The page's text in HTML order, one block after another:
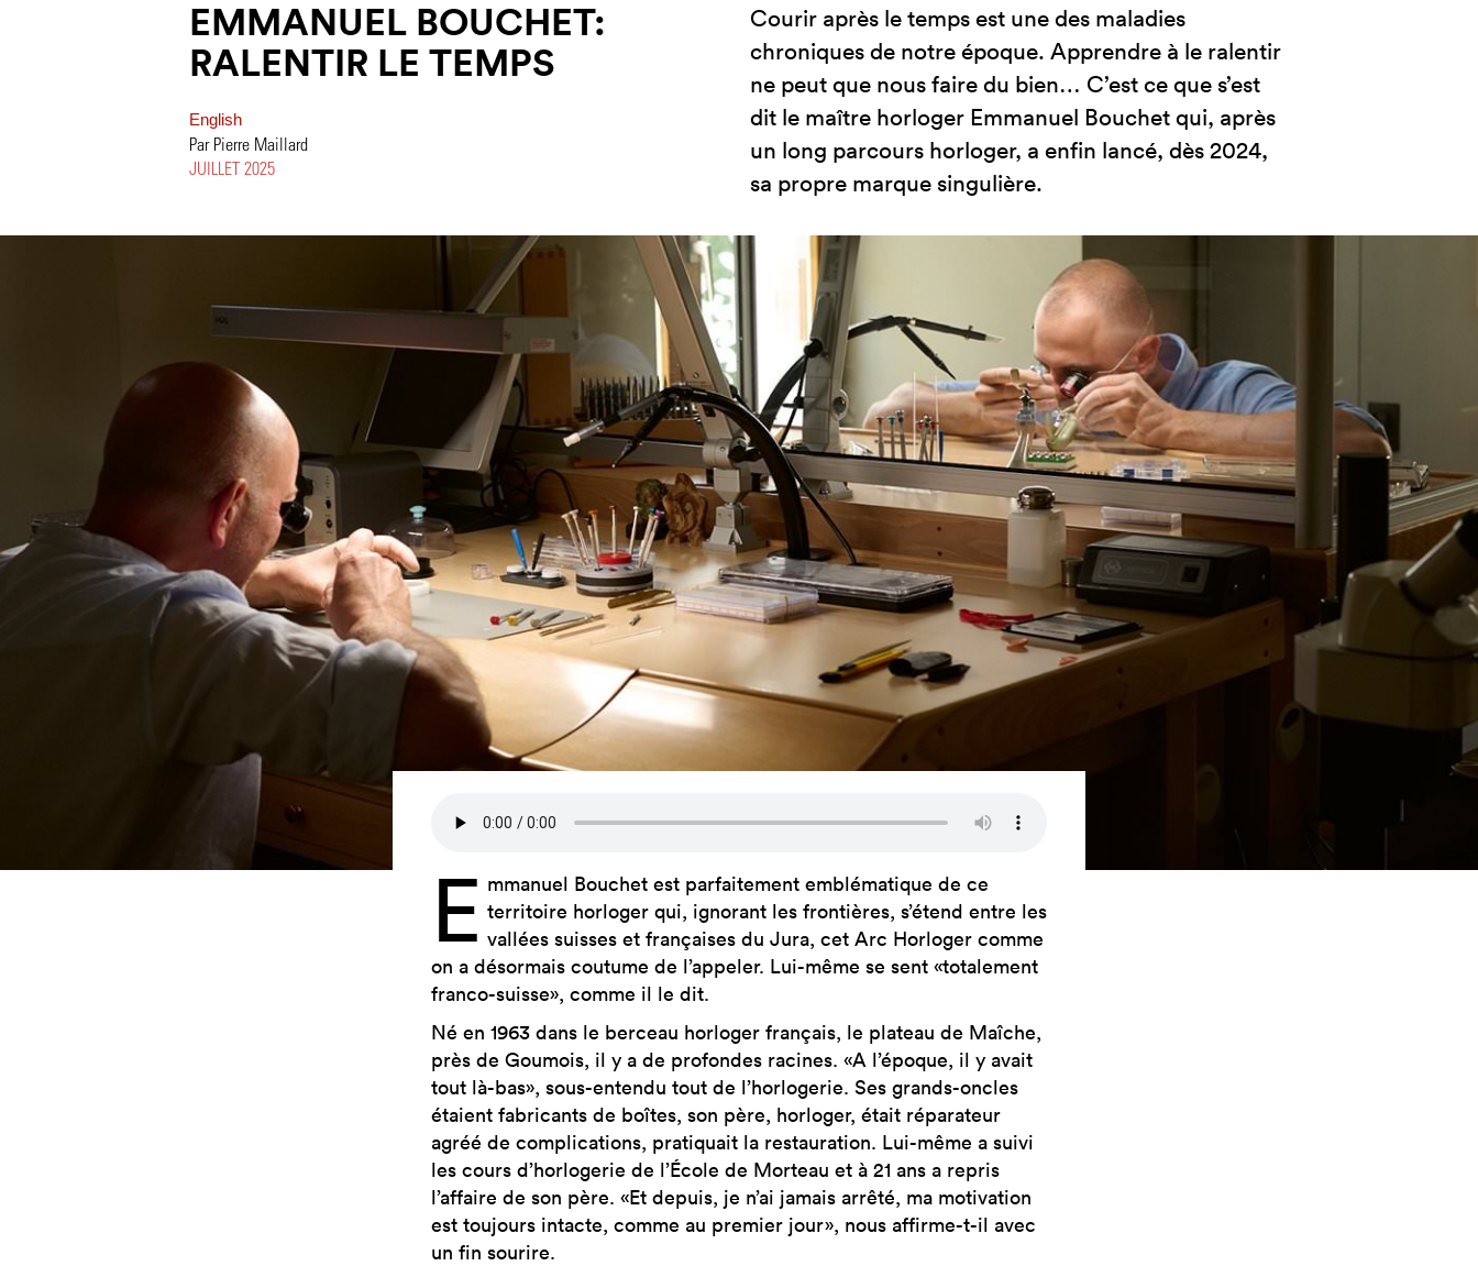
EMMANUEL BOUCHET:
RALENTIR LE TEMPS
English
Par Pierre Maillard
JUILLET 2025
Courir après le temps est une des maladies
chroniques de notre époque. Apprendre à le ralentir
ne peut que nous faire du bien… C’est ce que s’est
dit le maître horloger Emmanuel Bouchet qui, après
un long parcours horloger, a enfin lancé, dès 2024,
sa propre marque singulière.
E mmanuel Bouchet est parfaitement emblématique de ce
territoire horloger qui, ignorant les frontières, s’étend entre les
vallées suisses et françaises du Jura, cet Arc Horloger comme
on a désormais coutume de l’appeler. Lui-même se sent «totalement
franco-suisse», comme il le dit.
Né en 1963 dans le berceau horloger français, le plateau de Maîche,
près de Goumois, il y a de profondes racines. «A l’époque, il y avait
tout là-bas», sous-entendu tout de l’horlogerie. Ses grands-oncles
étaient fabricants de boîtes, son père, horloger, était réparateur
agréé de complications, pratiquait la restauration. Lui-même a suivi
les cours d’horlogerie de l’École de Morteau et à 21 ans a repris
l’affaire de son père. «Et depuis, je n’ai jamais arrêté, ma motivation
est toujours intacte, comme au premier jour», nous affirme-t-il avec
un fin sourire.